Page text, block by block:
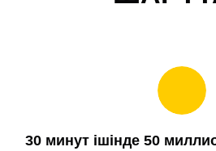
30 минут ішінде 50